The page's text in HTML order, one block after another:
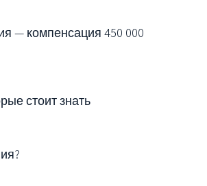
— компенсация 450 000
стоит знать